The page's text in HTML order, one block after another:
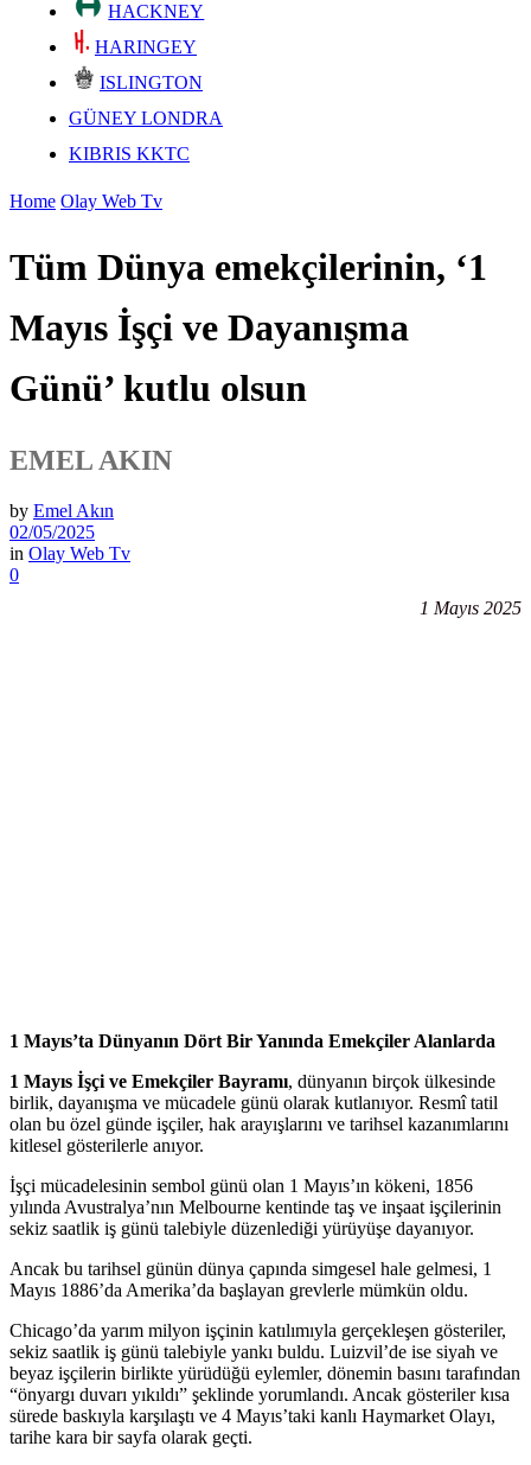
HACKNEY
HARINGEY
ISLINGTON
GÜNEY LONDRA
KIBRIS KKTC
Home Olay Web Tv
Tüm Dünya emekçilerinin, ‘1
Mayıs İşçi ve Dayanışma
Günü’ kutlu olsun
EMEL AKIN
by Emel Akın
02/05/2025
in Olay Web Tv
0
1 Mayıs 2025
1 Mayıs’ta Dünyanın Dört Bir Yanında Emekçiler Alanlarda
1 Mayıs İşçi ve Emekçiler Bayramı, dünyanın birçok ülkesinde
birlik, dayanışma ve mücadele günü olarak kutlanıyor. Resmî tatil
olan bu özel günde işçiler, hak arayışlarını ve tarihsel kazanımlarını
kitlesel gösterilerle anıyor.
İşçi mücadelesinin sembol günü olan 1 Mayıs’ın kökeni, 1856
yılında Avustralya’nın Melbourne kentinde taş ve inşaat işçilerinin
sekiz saatlik iş günü talebiyle düzenlediği yürüyüşe dayanıyor.
Ancak bu tarihsel günün dünya çapında simgesel hale gelmesi, 1
Mayıs 1886’da Amerika’da başlayan grevlerle mümkün oldu.
Chicago’da yarım milyon işçinin katılımıyla gerçekleşen gösteriler,
sekiz saatlik iş günü talebiyle yankı buldu. Luizvil’de ise siyah ve
beyaz işçilerin birlikte yürüdüğü eylemler, dönemin basını tarafından
“önyargı duvarı yıkıldı” şeklinde yorumlandı. Ancak gösteriler kısa
sürede baskıyla karşılaştı ve 4 Mayıs’taki kanlı Haymarket Olayı,
tarihe kara bir sayfa olarak geçti.